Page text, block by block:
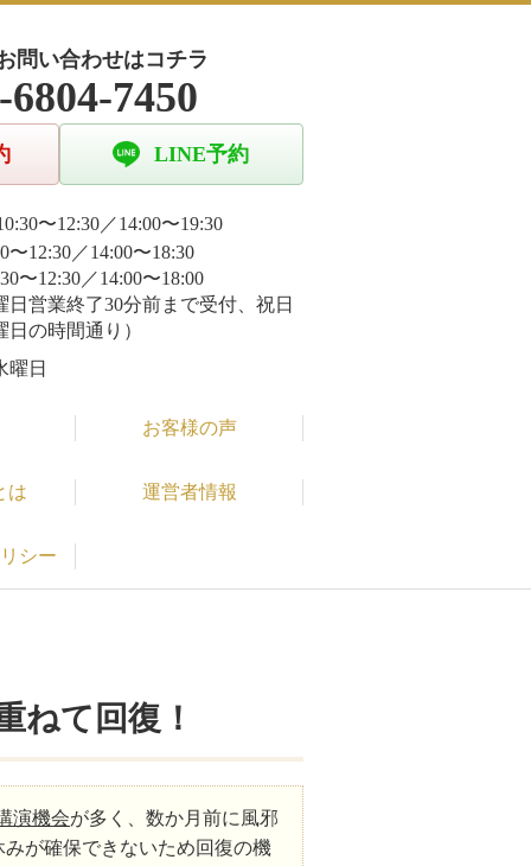
問い合わせはコチラ
6804-7450
LINE予約
〜12:30／14:00〜19:30
〜12:30／14:00〜18:30
〜12:30／14:00〜18:00
日営業終了30分前まで受付、祝日
日の時間通り）
曜日
お客様の声
は 運営者情報
シー
ねて回復！
演機会が多く、数か月前に風邪
が確保できないため回復の機